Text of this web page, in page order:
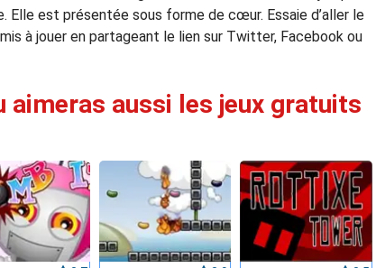
Elle est présentée sous forme de cœur. Essaie d’aller le
à jouer en partageant le lien sur Twitter, Facebook ou
aimeras aussi les jeux gratuits